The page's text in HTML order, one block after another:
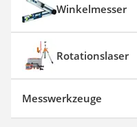
Winkelmesser
Rotationslaser
Messwerkzeuge